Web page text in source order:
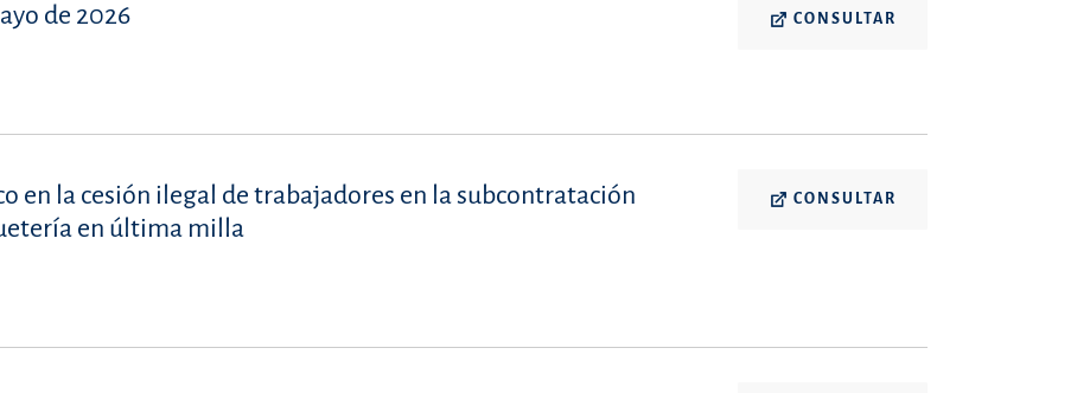
de 2026 CONSULTAR
en la cesión ilegal de trabajadores en la subcontratación
en última milla
CONSULTAR